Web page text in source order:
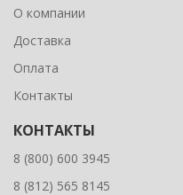
О компании
Доставка
Оплата
Контакты
КОНТАКТЫ
8 (800) 600 3945
8 (812) 565 8145